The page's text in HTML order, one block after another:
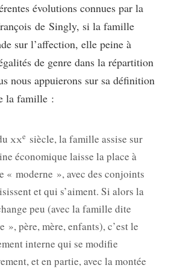
évolutions connues par la
de Singly, si la famille
sur l’affection, elle peine à
de genre dans la répartition
nous appuierons sur sa définition
la famille :
xxe siècle, la famille assise sur
économique laisse la place à
« moderne », avec des conjoints
et qui s’aiment. Si alors la
peu (avec la famille dite
», père, mère, enfants), c’est le
interne qui se modifie
et en partie, avec la montée